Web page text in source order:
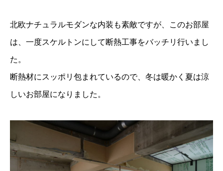
北欧ナチュラルモダンな内装も素敵ですが、このお部屋
は、一度スケルトンにして断熱工事をバッチリ行いまし
た。
断熱材にスッポリ包まれているので、冬は暖かく夏は涼
しいお部屋になりました。